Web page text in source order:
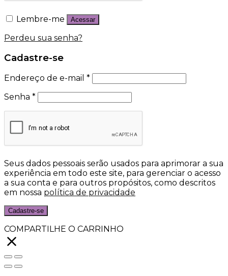
Lembre-me Acessar
Perdeu sua senha?
Cadastre-se
Endereço de e-mail *
Senha *
Seus dados pessoais serão usados para aprimorar a sua
experiência em todo este site, para gerenciar o acesso
a sua conta e para outros propósitos, como descritos
em nossa política de privacidade
Cadastre-se
COMPARTILHE O CARRINHO